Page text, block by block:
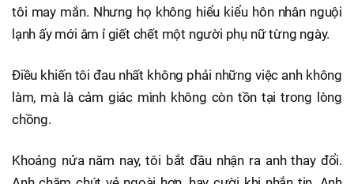
tôi may mắn. Nhưng họ không hiểu kiểu hôn nhân nguội
lạnh ấy mới âm ỉ giết chết một người phụ nữ từng ngày.
Điều khiến tôi đau nhất không phải những việc anh không
làm, mà là cảm giác mình không còn tồn tại trong lòng
chồng.
Khoảng nửa năm nay, tôi bắt đầu nhận ra anh thay đổi.